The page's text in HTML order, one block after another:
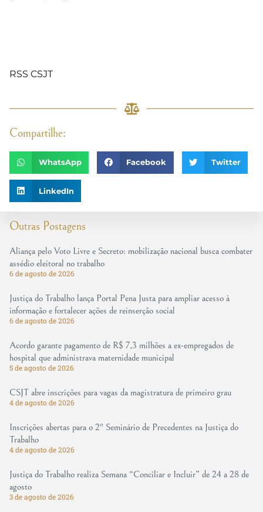
Outras Postagens
Aliança pelo Voto Livre e Secreto: mobilização nacional busca combater
assédio eleitoral no trabalho
6 de agosto de 2026
Justiça do Trabalho lança Portal Pena Justa para ampliar acesso à
informação e fortalecer ações de reinserção social
6 de agosto de 2026
Acordo garante pagamento de R$ 7,3 milhões a ex-empregados de
hospital que administrava maternidade municipal
5 de agosto de 2026
CSJT abre inscrições para vagas da magistratura de primeiro grau
4 de agosto de 2026
Inscrições abertas para o 2º Seminário de Precedentes na Justiça do
Trabalho
4 de agosto de 2026
Justiça do Trabalho realiza Semana “Conciliar e Incluir” de 24 a 28 de
agosto
3 de agosto de 2026
RSS CSJT
Compartilhe:
WhatsApp Facebook Twitter
LinkedIn